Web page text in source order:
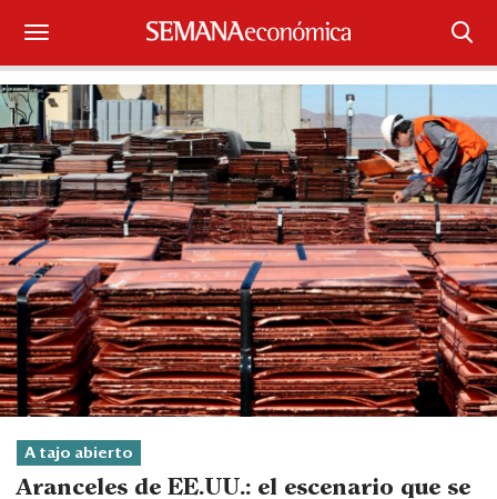
Suscríbase
Iniciar sesión
Portada
¿Qué está pasando?
Sectores y Empresas
Management
Economía y Finanzas
Legal y Política
A tajo abierto
Aranceles de EE.UU.: el escenario que se